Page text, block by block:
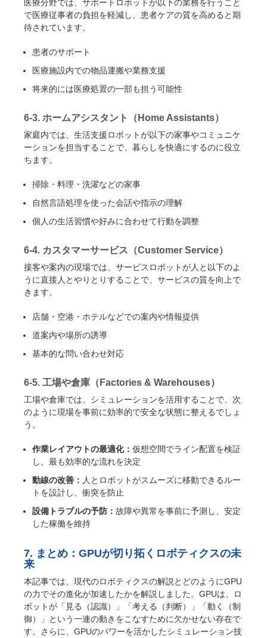
医療分野では、サポートロボットが以下の業務を行うこと
で医療従事者の負担を軽減し、患者ケアの質を高めると期
待されています。
患者のサポート
医療施設内での物品運搬や業務支援
将来的には医療処置の一部も担う可能性
6-3. ホームアシスタント（Home Assistants）
家庭内では、生活支援ロボットが以下の家事やコミュニケ
ーションを担当することで、暮らしを快適にするのに役立
ちます。
掃除・料理・洗濯などの家事
自然言語処理を使った会話や指示の理解
個人の生活習慣や好みに合わせて行動を調整
6-4. カスタマーサービス（Customer Service）
接客や案内の現場では、サービスロボットが人と以下のよ
うに直接人とやりとりすることで、サービスの質を向上で
きます。
店舗・空港・ホテルなどでの案内や情報提供
道案内や場所の誘導
基本的な問い合わせ対応
6-5. 工場や倉庫（Factories & Warehouses）
工場や倉庫では、シミュレーションを活用することで、次
のように現場を事前に効率的で安全な状態に整えるでしょ
う。
作業レイアウトの最適化： 仮想空間でライン配置を検証
し、最も効率的な流れを決定
動線の改善： 人とロボットがスムーズに移動できるルー
トを設計し、衝突を防止
設備トラブルの予防： 故障や異常を事前に予測し、安定
した稼働を維持
7. まとめ：GPUが切り拓くロボティクスの未
来
本記事では、現代のロボティクスの解説とどのようにGPU
の力でその進化が加速したかを解説しました。GPUは、ロ
ボットが「見る（認識）」「考える（判断）」「動く（制
御）」という一連の動きをこなすために欠かせない存在で
す。さらに、GPUのパワーを活かしたシミュレーション技